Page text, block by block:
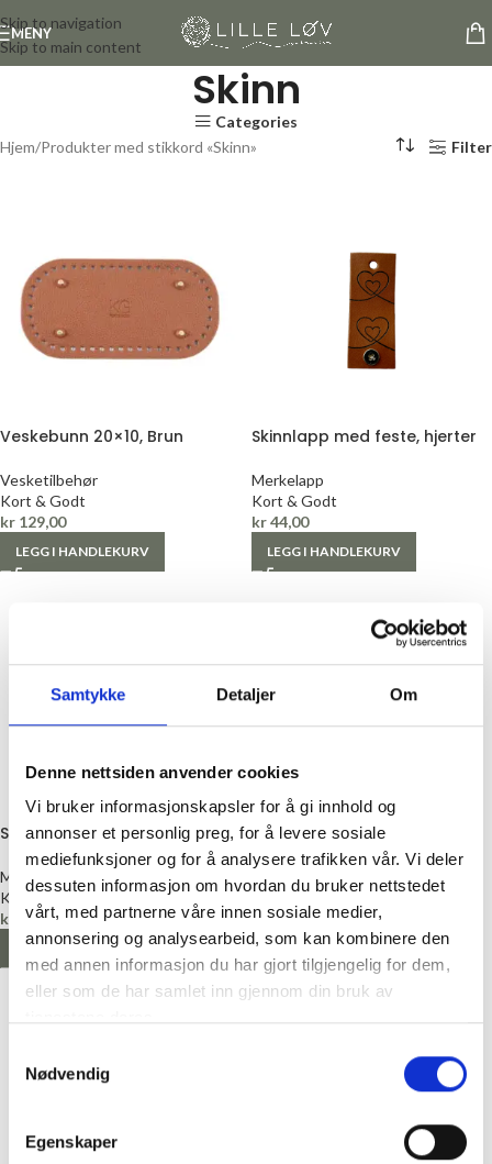
Samtykke Detaljer Om
Denne nettsiden anvender cookies
Vi bruker informasjonskapsler for å gi innhold og
annonser et personlig preg, for å levere sosiale
mediefunksjoner og for å analysere trafikken vår. Vi deler
dessuten informasjon om hvordan du bruker nettstedet
vårt, med partnerne våre innen sosiale medier,
annonsering og analysearbeid, som kan kombinere den
med annen informasjon du har gjort tilgjengelig for dem,
eller som de har samlet inn gjennom din bruk av
Nødvendig
Egenskaper
Skip to navigation
Skip to main content
MENY
Skinn
Categories
Hjem Produkter med stikkord «Skinn» Filter
Veskebunn 20×10, Brun
Vesketilbehør
Kort & Godt
kr 129,00
LEGG I HANDLEKURV
Skinnlapp med feste, hjerter
Merkelapp
Kort & Godt
kr44,00
LEGG I HANDLEKURV
Skinnlapp «Livet er best ute»
Merkelapp
Kort & Godt
kr
44,00
LEGG I HANDLEKURV
Brun skinnlapp, 60x15mm
Merkelapp
Kort & Godt
kr 36,00
LEGG I HANDLEKURV